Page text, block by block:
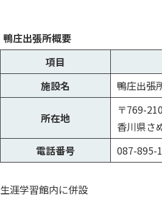
鴨庄出張所概要
項目
施設名
鴨庄出張
所在地
〒769-
香川県さ
電話番号
087-895-
生涯学習館内に併設